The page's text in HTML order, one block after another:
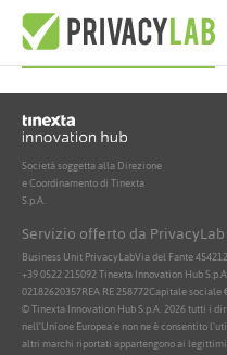
Nessun
Società soggetta alla Direzione
e Coordinamento di Tinexta
S.p.A.
Servizio offerto da PrivacyLab
Business Unit PrivacyLabVia del Fante 45
+39 0522 215092Tinexta Innovation Hub S.p.A.
02182620357REA RE 258772Capitale sociale
© Tinexta Innovation Hub S.p.A. 2026 tutti i
nell'Unione Europea e non ne è consentito
altri marchi riportati appartengono ai